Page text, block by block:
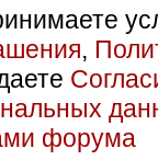
,
форума